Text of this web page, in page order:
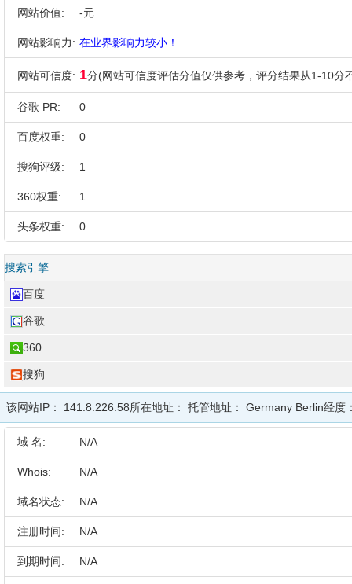
网站价值: -元
网站影响力: 在业界影响力较小！
网站可信度: 1分(网站可信度评估分值仅供参考，评分结果从1-10分
谷歌 PR: 0
百度权重: 0
搜狗评级: 1
360权重: 1
头条权重: 0
搜索引擎
百度
谷歌
360
搜狗
该网站IP： 141.8.226.58所在地址： 托管地址： Germany Berlin经度
域 名: N/A
Whois: N/A
域名状态: N/A
注册时间: N/A
到期时间: N/A